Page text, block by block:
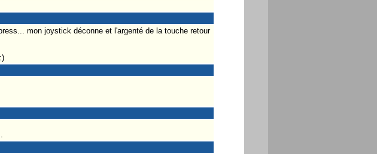
mon joystick déconne et l'argenté de la touche retour